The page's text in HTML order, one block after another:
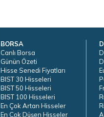
BORSA
Canlı Borsa
Günün Özeti
Hisse Senedi Fiyatları
BIST 30 Hisseleri
BIST 50 Hisseleri
BIST 100 Hisseleri
En Çok Artan Hisseler
En Çok Düşen Hisseler